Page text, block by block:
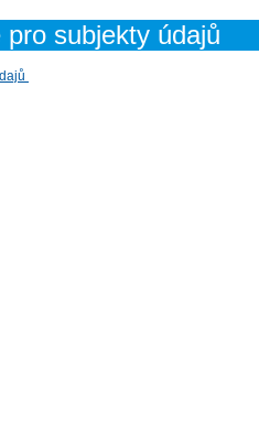
pro subjekty údajů